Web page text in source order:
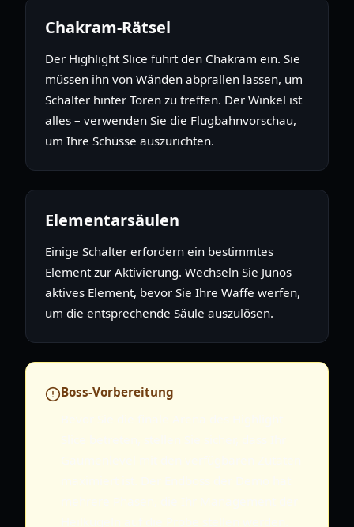
Chakram-Rätsel
Der Highlight Slice führt den Chakram ein. Sie
müssen ihn von Wänden abprallen lassen, um
Schalter hinter Toren zu treffen. Der Winkel ist
alles – verwenden Sie die Flugbahnvorschau,
um Ihre Schüsse auszurichten.
Elementarsäulen
Einige Schalter erfordern ein bestimmtes
Element zur Aktivierung. Wechseln Sie Junos
aktives Element, bevor Sie Ihre Waffe werfen,
um die entsprechende Säule auszulösen.
Boss-Vorbereitung